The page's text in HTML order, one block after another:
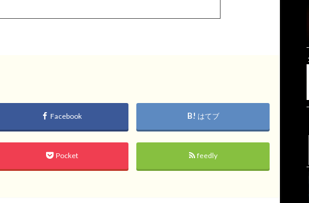
Facebook はてブ
Pocket feedly